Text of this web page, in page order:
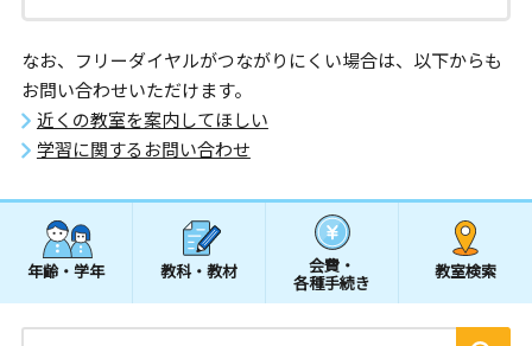
なお、フリーダイヤルがつながりにくい場合は、以下からも
お問い合わせいただけます。
近くの教室を案内してほしい
学習に関するお問い合わせ
年齢・学年 教科・教材 会費・
各種手続き
教室検索